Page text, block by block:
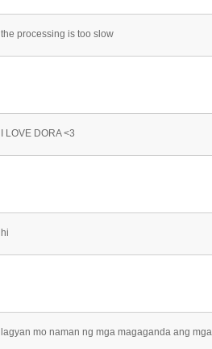
the processing is too slow
I LOVE DORA <3
hi
lagyan mo naman ng mga magaganda ang